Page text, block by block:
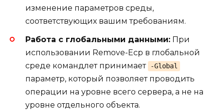
изменение параметров среды,
соответствующих вашим требованиям.
Работа с глобальными данными: При
использовании Remove-Ecp в глобальной
среде командлет принимает
-Global
параметр, который позволяет проводить
операции на уровне всего сервера, а не на
уровне отдельного объекта.